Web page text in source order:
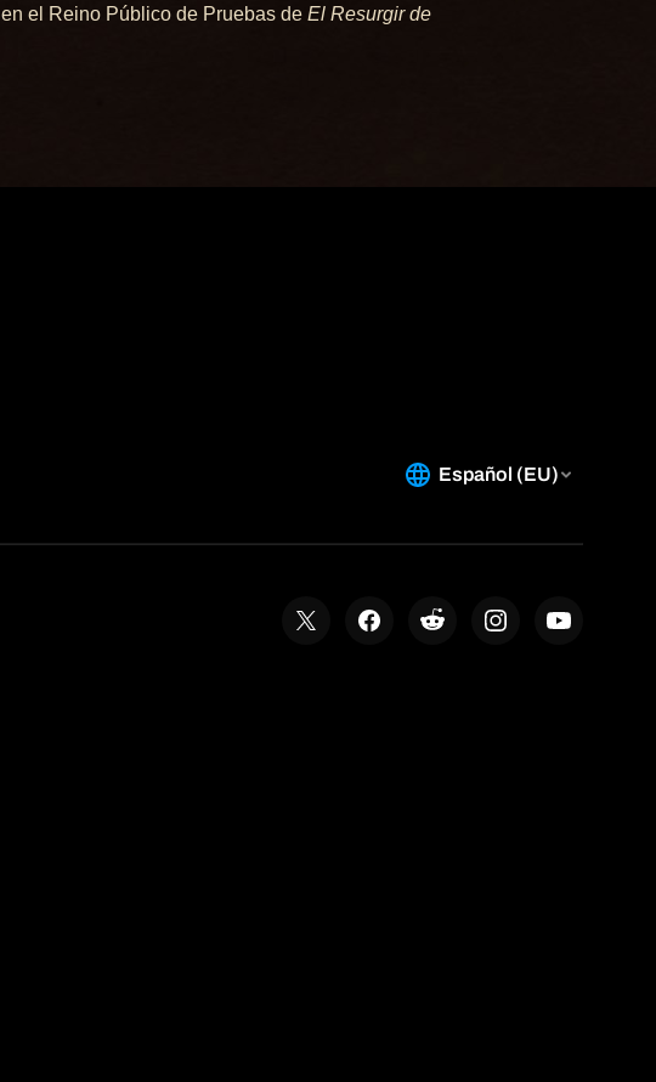
en el Reino Público de Pruebas de El Resurgir de